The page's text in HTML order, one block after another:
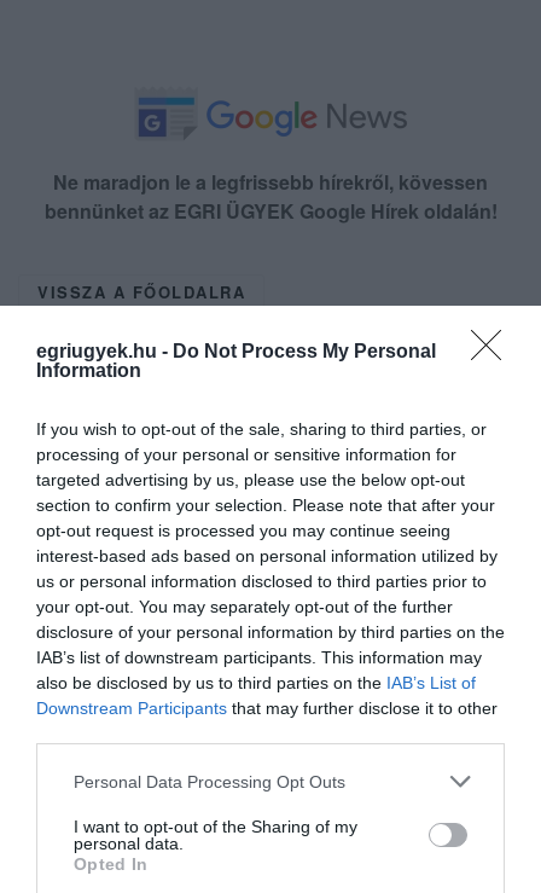
egriugyek.hu - Do Not Process My Personal
Information
If you wish to opt-out of the sale, sharing to third parties, or
processing of your personal or sensitive information for
targeted advertising by us, please use the below opt-out
section to confirm your selection. Please note that after your
opt-out request is processed you may continue seeing
interest-based ads based on personal information utilized by
us or personal information disclosed to third parties prior to
your opt-out. You may separately opt-out of the further
disclosure of your personal information by third parties on the
IAB’s list of downstream participants. This information may
also be disclosed by us to third parties on the IAB’s List of
Downstream Participants that may further disclose it to other
Please note that this website/app uses one or more Google
not limited to your visit or usage behaviour. You may click to
grant or deny consent to Google and its third-party tags to
use your data for below specified purposes in below Google
Personal Data Processing Opt Outs
I want to opt-out of the Sharing of my
personal data.
Opted In
Ne maradjon le a legfrissebb hírekről, kövessen
bennünket az EGRI ÜGYEK Google Hírek oldalán!
VISSZA A FŐOLDALRA
Legfrissebb híreink
TÖBB MINT EGY HÓNAP IS LEHET, MIRE
TELJESEN ÚJRAINDUL A P...
2026. augusztus 07| Mindenki ügye
TANULJ NÉMETÜL OTTHONRÓL: A
2026. augusztus 07| Promóció